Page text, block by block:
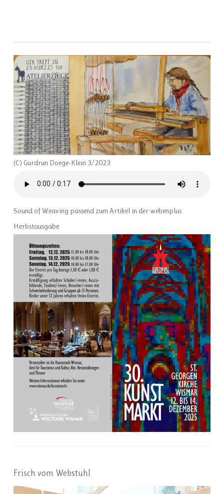
(C) Gurdrun Doege-Klein 3/2023
Sound of Weaving passend zum Artikel in der webenplus
Herbstausgabe
Frisch vom Webstuhl